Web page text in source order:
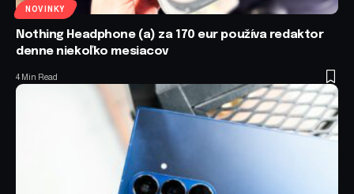
NOVINKY
Nothing Headphone (a) za 170 eur používa redaktor
denne niekoľko mesiacov
4 Min Read